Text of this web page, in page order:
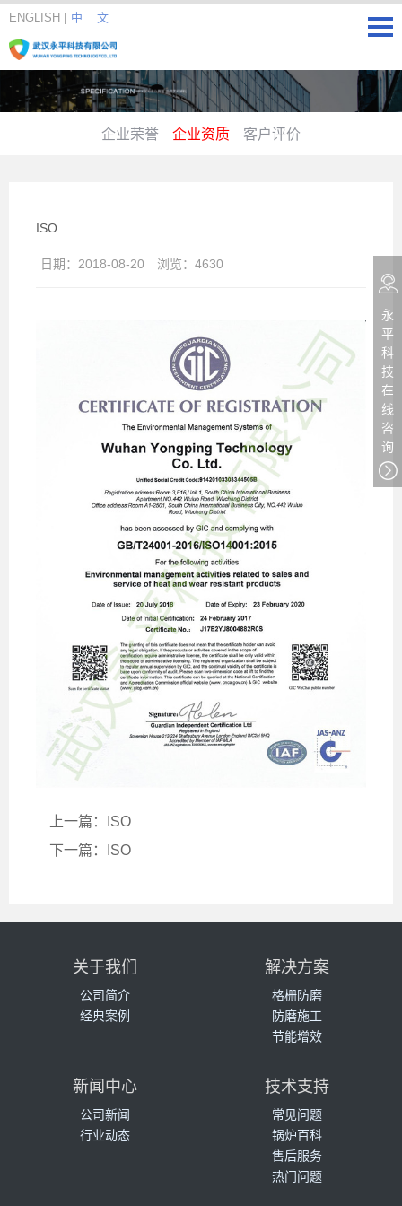
ENGLISH | 中 文
企业荣誉 企业资质 客户评价
ISO
日期： 2018-08-20 浏览： 4630
上一篇：ISO
下一篇：ISO
关于我们
公司简介
经典案例
解决方案
格栅防磨
防磨施工
节能增效
新闻中心
公司新闻
行业动态
技术支持
常见问题
锅炉百科
售后服务
热门问题
永
平
科
技
在
线
咨
询